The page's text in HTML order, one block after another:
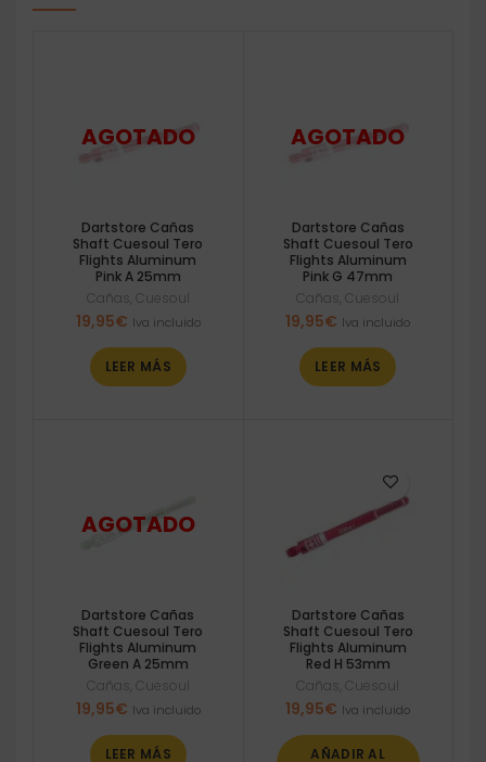
Dartstore Cañas
Shaft Cuesoul Tero
Flights Aluminum
Pink A 25mm
Cañas Cuesoul
19,95€ Iva incluido
LEER MÁS
Dartstore Cañas
Shaft Cuesoul Tero
Flights Aluminum
Pink G 47mm
Cañas ,Cuesoul
19,95€ Iva incluido
LEER MÁS
Dartstore Cañas
Shaft Cuesoul Tero
Flights Aluminum
Green A 25mm
Cañas Cuesoul
19,95€ Iva incluido
LEER MÁS
Dartstore Cañas
Shaft Cuesoul Tero
Flights Aluminum
Red H 53mm
Cañas ,Cuesoul
19,95€ Iva incluido
AÑADIR AL